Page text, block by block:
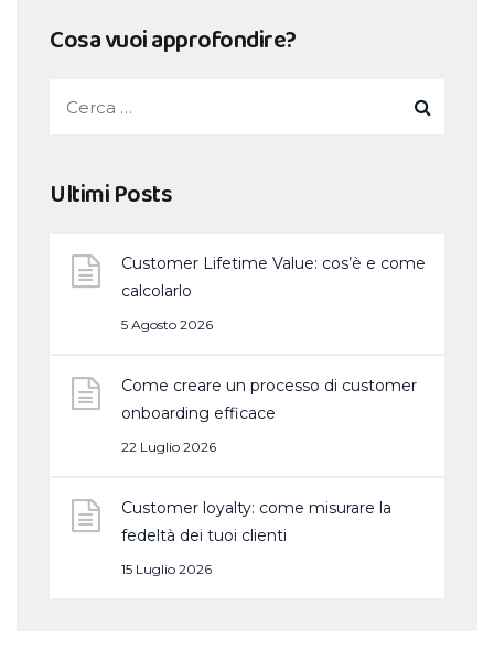
Cosa vuoi approfondire?
Ultimi Posts
Customer Lifetime Value: cos’è e come
calcolarlo
5 Agosto 2026
Come creare un processo di customer
onboarding efficace
22 Luglio 2026
Customer loyalty: come misurare la
fedeltà dei tuoi clienti
15 Luglio 2026